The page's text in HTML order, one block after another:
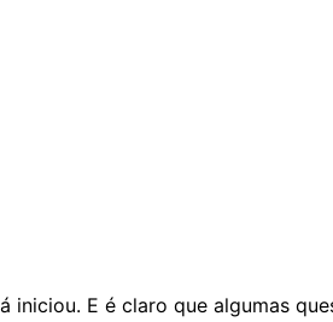
E é claro que algumas